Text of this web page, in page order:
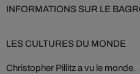
INFORMATIONS SUR LE
LES CULTURES DU MONDE
Christopher Pillitz a vu le